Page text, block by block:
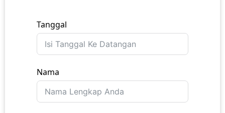
Tanggal
Nama